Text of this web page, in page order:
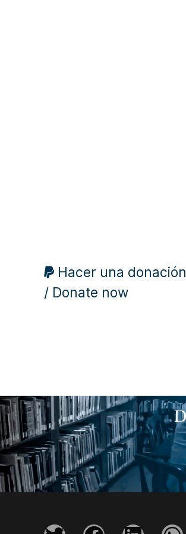
Hacer una donación
/ Donate now